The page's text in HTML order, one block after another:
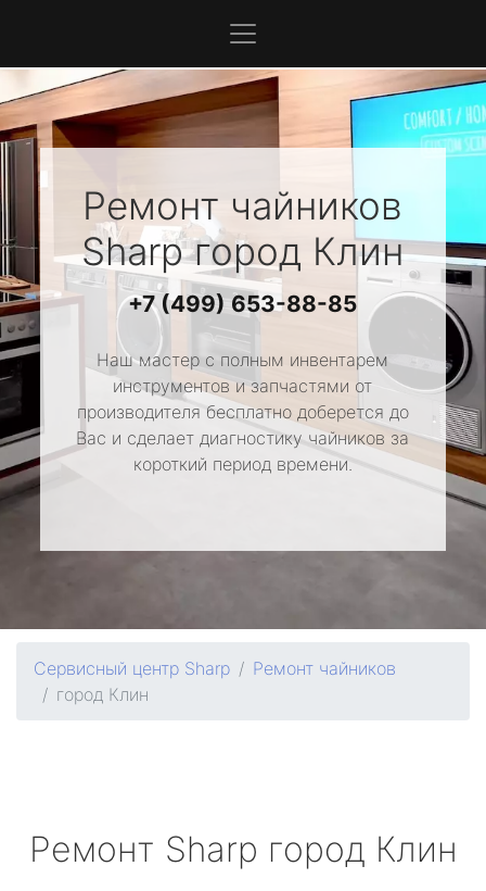
Ремонт чайников
Sharpгород Клин
+7 (499) 653-88-85
Наш мастер с полным инвентарем
инструментов и запчастями от
производителя бесплатно доберется до
Вас и сделает диагностику чайников за
короткий период времени.
Сервисный центр Sharp
Ремонт чайников
город Клин
Ремонт Sharp город Клин